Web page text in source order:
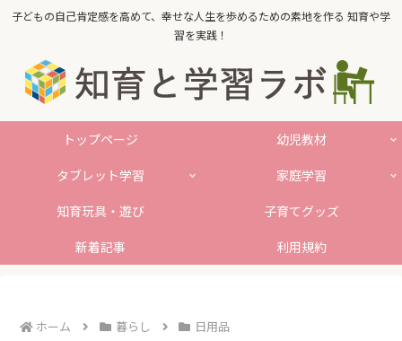
子どもの自己肯定感を高めて、幸せな人生を歩めるための素地を作る 知育や学
習を実践！
トップページ
幼児教材
タブレット学習
家庭学習
知育玩具・遊び
子育てグッズ
新着記事
利用規約
ホーム 暮らし 日用品